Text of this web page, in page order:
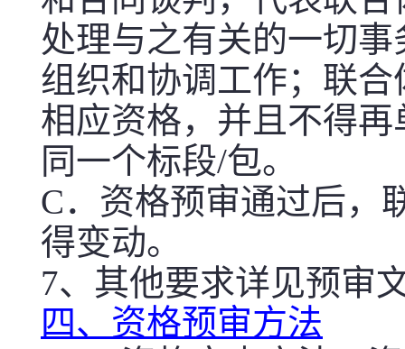
处理与之有关的一切
组织和协调工作；联
相应资格，并且不得
同一个标段/包。
C．资格预审通过后，
得变动。
7、其他要求详见预审
四、资格预审方法